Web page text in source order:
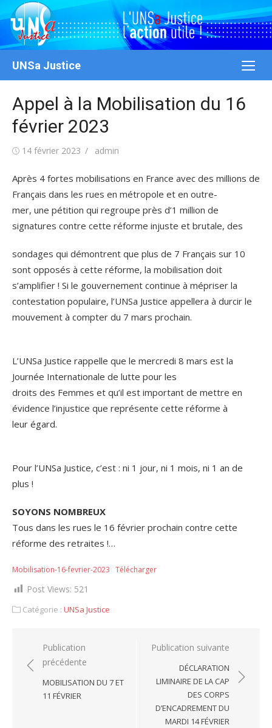
Aller
au
contenu
UNSa Justice
Appel à la Mobilisation du 16
février 2023
Publié14 février 2023 Auteur/autrice
admin
Après 4 fortes mobilisations en France avec des millions de
Français dans les rues en métropole et en outre-
mer, une pétition qui regroupe près d’1 million de
signatures contre cette réforme injuste et brutale, des
sondages qui démontrent que plus de 7 Français sur 10
sont opposés à cette réforme, la mobilisation doit
s’amplifier ! Si le gouvernement continue à mépriser la
contestation populaire, l’UNSa Justice appellera à durcir le
mouvement à compter du 7 mars prochain.
L’UNSa Justice rappelle que le mercredi 8 mars est la
Journée Internationale de lutte pour les
droits des Femmes et qu’il est important de mettre en
évidence l’injustice que représente cette réforme à
leur égard.
Pour l’UNSa Justice, c’est : ni 1 jour, ni 1 mois, ni 1 an de
plus !
SOYONS NOMBREUX
Tous dans les rues le 16 février prochain contre cette
réforme des retraites !…
Mobilisation-16-fevrier-2023 Télécharger
Post Views: 521
Catégorie : UNSa Justice
Navigation
de
l’article
Publication
précédente
MOBILISATION DU 7 ET
11 FÉVRIER
Publication suivante
DÉCLARATION
LIMINAIRE DE LA CAP
DES CORPS
D’ENCADREMENT DU
MARDI 14 FÉVRIER